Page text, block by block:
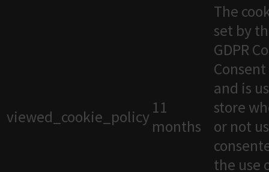
viewed_cookie_policy 11
months
The
set by
GDPR
and is
store
or not
the use